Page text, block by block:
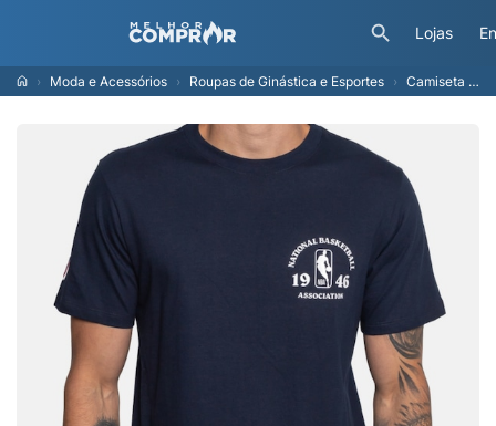
Lojas
Moda e Acessórios Roupas de Ginástica e Esportes Camiseta NBA Logoman N1333 Masculina